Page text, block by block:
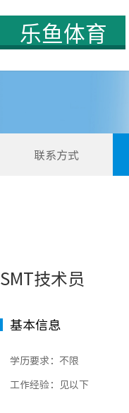
联系方式
SMT技术员
基本信息
学历要求：不限
工作经验：见以下